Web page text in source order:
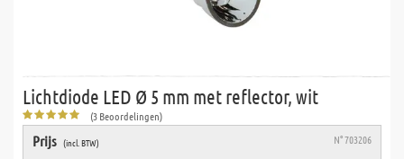
Lichtdiode LED Ø 5 mm met reflector, wit
(3 Beoordelingen)
Prijs (incl. BTW) N° 703206